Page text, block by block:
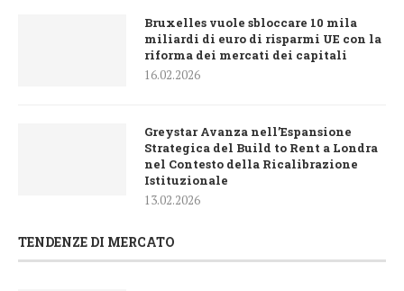
Bruxelles vuole sbloccare 10 mila
miliardi di euro di risparmi UE con la
riforma dei mercati dei capitali
16.02.2026
Greystar Avanza nell’Espansione
Strategica del Build to Rent a Londra
nel Contesto della Ricalibrazione
Istituzionale
13.02.2026
TENDENZE DI MERCATO